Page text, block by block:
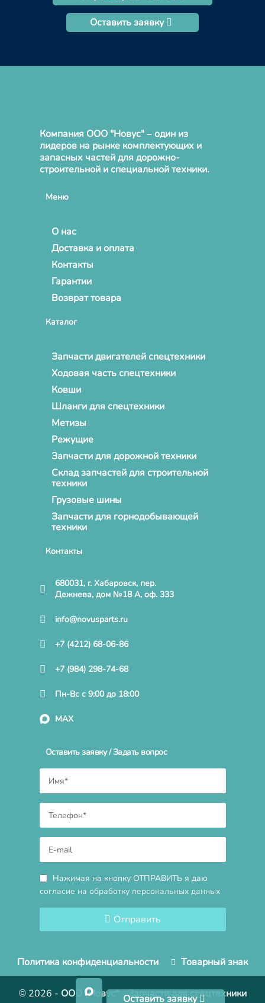
Оставить заявку
Компания ООО "Новус" – один из
лидеров на рынке комплектующих и
запасных частей для дорожно-
строительной и специальной техники.
Меню
О нас
Доставка и оплата
Контакты
Гарантии
Возврат товара
Каталог
Запчасти двигателей спецтехники
Ходовая часть спецтехники
Ковши
Шланги для спецтехники
Метизы
Режущие
Запчасти для дорожной техники
Склад запчастей для строительной
техники
Грузовые шины
Запчасти для горнодобывающей
техники
Контакты
680031, г. Хабаровск, пер.
Дежнева, дом №18 А, оф. 333
info@novusparts.ru
+7 (4212) 68-06-86
+7 (984) 298-74-68
Пн-Вс с 9:00 до 18:00
MAX
Оставить заявку / Задать вопрос
Нажимая на кнопку ОТПРАВИТЬ я даю
согласие на обработку персональных данных
Отправить
Оставить заявку
Политика конфиденциальности Товарный знак
© 2026 - ООО "Новус" - Запчасти для спецтехники